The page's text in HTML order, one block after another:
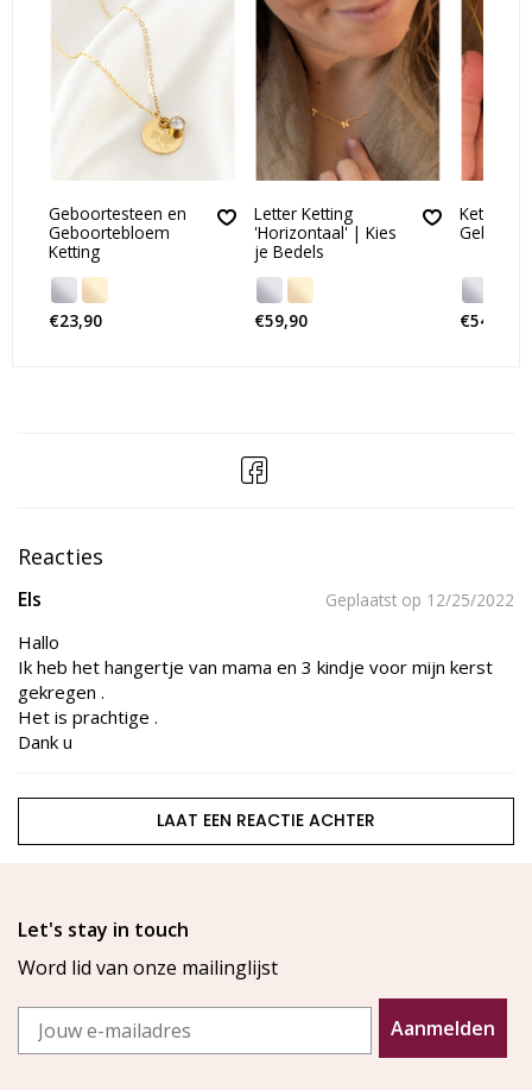
Geboortesteen en
Geboortebloem
Ketting
€23,90
Letter Ketting
'Horizontaal' | Kies
je Bedels
€59,90
Ketting
€54,90
Reacties
Els Geplaatst op 12/25/2022
Hallo
Ik heb het hangertje van mama en 3 kindje voor mijn kerst
gekregen .
Het is prachtige .
Dank u
LAAT EEN REACTIE ACHTER
Let's stay in touch
Word lid van onze mailinglijst
Email
Aanmelden